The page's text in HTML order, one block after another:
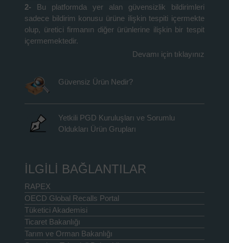
2-
Bu platformda yer alan güvensizlik bildirimleri
sadece bildirim konusu ürüne ilişkin tespiti içermekte
olup, üretici firmanın diğer ürünlerine ilişkin bir tespit
içermemektedir.
Devamı için tıklayınız
Güvensiz Ürün Nedir?
Yetkili PGD Kuruluşları ve Sorumlu
Oldukları Ürün Grupları
İLGİLİ BAĞLANTILAR
RAPEX
OECD Global Recalls Portal
Tüketici Akademisi
Ticaret Bakanlığı
Tarım ve Orman Bakanlığı